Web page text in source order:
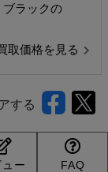
ラックの
取価格を見る
する
ュー FAQ